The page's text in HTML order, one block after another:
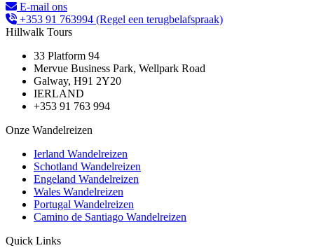
E-mail ons
+353 91 763994 (Regel een terugbelafspraak)
Hillwalk Tours
33 Platform 94
Mervue Business Park, Wellpark Road
Galway, H91 2Y20
IERLAND
+353 91 763 994
Onze Wandelreizen
Ierland Wandelreizen
Schotland Wandelreizen
Engeland Wandelreizen
Wales Wandelreizen
Portugal Wandelreizen
Camino de Santiago Wandelreizen
Quick Links